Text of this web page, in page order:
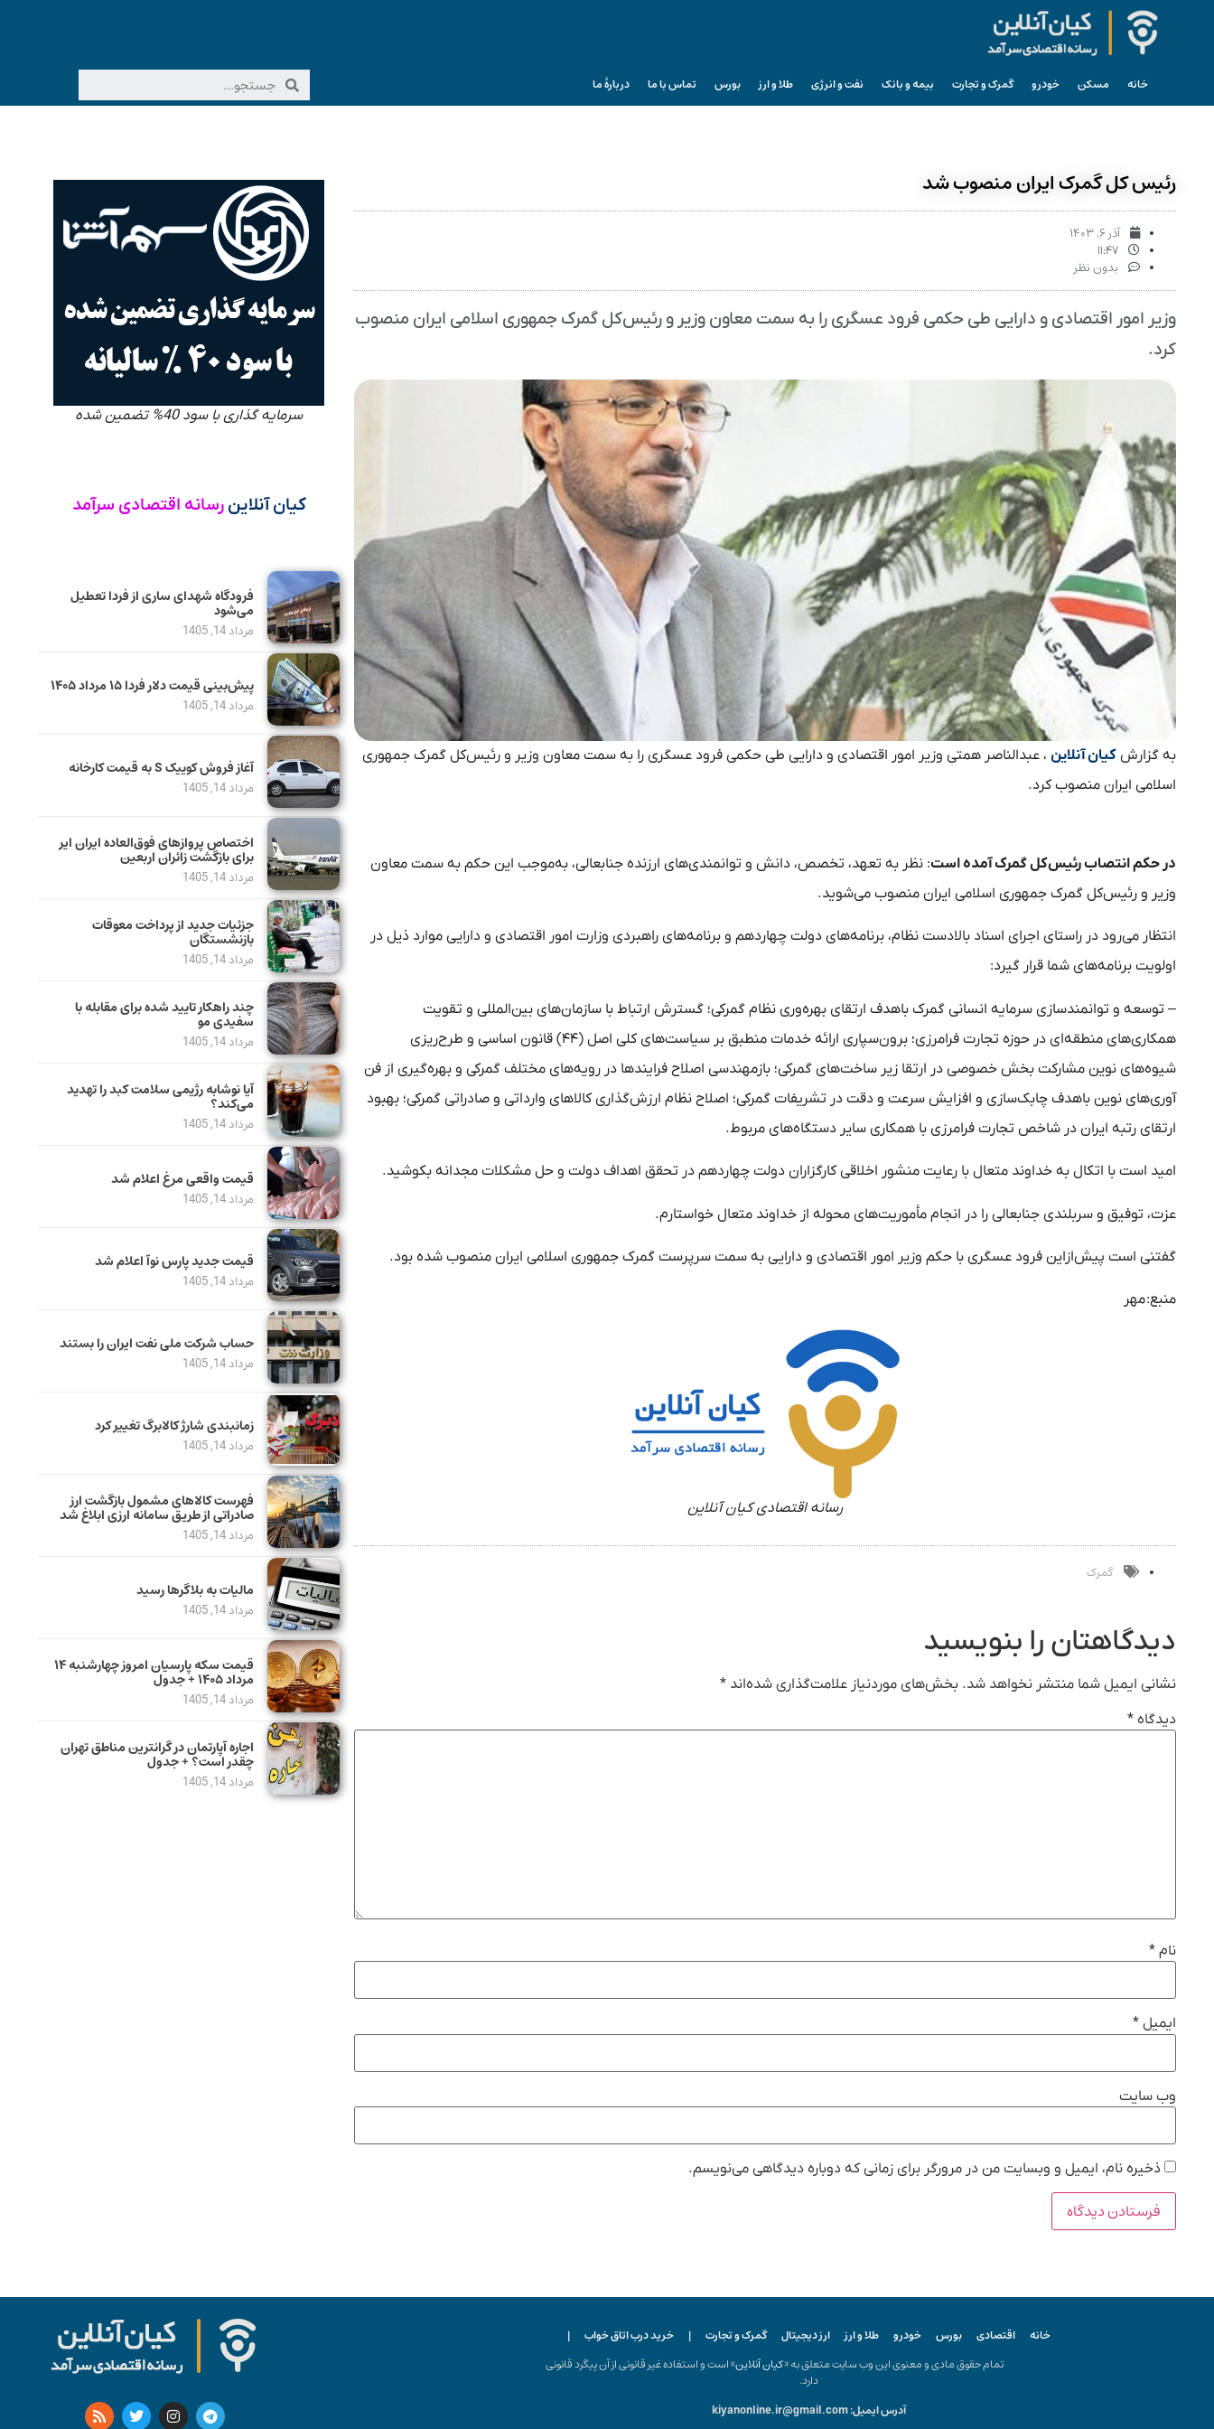
خانه مسکن خودرو گمرک و تجارت بیمه و بانک نفت و انرژی طلا و ارز بورس تماس با ما دربارۀ ما
رئیس کل گمرک ایران منصوب شد
آذر ۶, ۱۴۰۳
۱۱:۴۷
بدون نظر
وزیر امور اقتصادی و دارایی طی حکمی فرود عسگری را به سمت معاون وزیر و رئیس‌کل گمرک جمهوری اسلامی ایران منصوب
کرد.
به گزارش کیان آنلاین ، عبدالناصر همتی وزیر امور اقتصادی و دارایی طی حکمی فرود عسگری را به سمت معاون وزیر و رئیس‌کل گمرک جمهوری
اسلامی ایران منصوب کرد.
در حکم انتصاب رئیس‌کل گمرک آمده است: نظر به تعهد، تخصص، دانش و توانمندی‌های ارزنده جنابعالی، به‌موجب این حکم به سمت معاون
وزیر و رئیس‌کل گمرک جمهوری اسلامی ایران منصوب می‌شوید.
انتظار می‌رود در راستای اجرای اسناد بالادست نظام، برنامه‌های دولت چهاردهم و برنامه‌های راهبردی وزارت امور اقتصادی و دارایی موارد ذیل در
اولویت برنامه‌های شما قرار گیرد:
– توسعه و توانمندسازی سرمایه انسانی گمرک باهدف ارتقای بهره‌وری نظام گمرکی؛ گسترش ارتباط با سازمان‌های بین‌المللی و تقویت
همکاری‌های منطقه‌ای در حوزه تجارت فرامرزی؛ برون‌سپاری ارائه خدمات منطبق بر سیاست‌های کلی اصل (۴۴) قانون اساسی و طرح‌ریزی
شیوه‌های نوین مشارکت بخش خصوصی در ارتقا زیر ساخت‌های گمرکی؛ بازمهندسی اصلاح فرایند‌ها در رویه‌های مختلف گمرکی و بهره‌گیری از فن
آوری‌های نوین باهدف چابک‌سازی و افزایش سرعت و دقت در تشریفات گمرکی؛ اصلاح نظام ارزش‌گذاری کالا‌های وارداتی و صادراتی گمرکی؛ بهبود
ارتقای رتبه ایران در شاخص تجارت فرامرزی با همکاری سایر دستگاه‌های مربوط.
امید است با اتکال به خداوند متعال با رعایت منشور اخلاقی کارگزاران دولت چهاردهم در تحقق اهداف دولت و حل مشکلات مجدانه بکوشید.
عزت، توفیق و سربلندی جنابعالی را در انجام مأموریت‌های محوله از خداوند متعال خواستارم.
گفتنی است پیش‌ازاین فرود عسگری با حکم وزیر امور اقتصادی و دارایی به سمت سرپرست گمرک جمهوری اسلامی ایران منصوب شده بود.
منبع:مهر
رسانه اقتصادی کیان آنلاین
گمرک
دیدگاهتان را بنویسید
نشانی ایمیل شما منتشر نخواهد شد. بخش‌های موردنیاز علامت‌گذاری شده‌اند *
دیدگاه *
نام *
ایمیل *
وب‌ سایت
ذخیره نام، ایمیل و وبسایت من در مرورگر برای زمانی که دوباره دیدگاهی می‌نویسم.
سرمایه گذاری با سود 40% تضمین شده
کیان آنلاین رسانه اقتصادی سرآمد
فرودگاه شهدای ساری از فردا تعطیل
می‌شود
مرداد 14, 1405
پیش‌بینی قیمت دلار فردا ۱۵ مرداد ۱۴۰۵
مرداد 14, 1405
آغاز فروش کوییک S به قیمت کارخانه
مرداد 14, 1405
اختصاص پروازهای فوق‌العاده ایران ایر
برای بازگشت زائران اربعین
مرداد 14, 1405
جزئیات جدید از پرداخت معوقات
بازنشستگان
مرداد 14, 1405
چند راهکار تایید شده برای مقابله با
سفیدی مو
مرداد 14, 1405
آیا نوشابه رژیمی سلامت کبد را تهدید
می‌کند؟
مرداد 14, 1405
قیمت واقعی مرغ اعلام شد
مرداد 14, 1405
قیمت جدید پارس نوآ اعلام شد
مرداد 14, 1405
حساب‌ شرکت ملی نفت ایران را بستند
مرداد 14, 1405
زمانبندی شارژ کالابرگ تغییر کرد
مرداد 14, 1405
فهرست کالاهای مشمول بازگشت ارز
صادراتی از طریق سامانه ارزی ابلاغ شد
مرداد 14, 1405
مالیات به بلاگرها رسید
مرداد 14, 1405
قیمت سکه پارسیان امروز چهارشنبه ۱۴
مرداد ۱۴۰۵ + جدول
مرداد 14, 1405
اجاره آپارتمان در گرانترین مناطق تهران
چقدر است؟ + جدول
مرداد 14, 1405
خانه اقتصادی بورس خودرو طلا و ارز ارز دیجیتال گمرک و تجارت | خرید درب اتاق خواب
|
تمام حقوق مادی و معنوی این وب سایت متعلق به «کیان آنلاین» است و استفاده غیر قانونی از آن پیگرد قانونی
دارد.
آدرس ایمیل: kiyanonline.ir@gmail.com